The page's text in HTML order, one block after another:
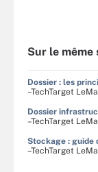
Sur le même
Dossier : les
–TechTarget
Dossier
–TechTarget
Stockage : guide
–TechTarget